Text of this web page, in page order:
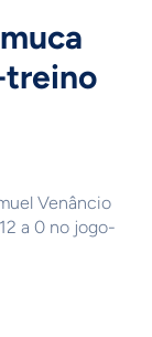
treino
Venâncio
a 0 no jogo-